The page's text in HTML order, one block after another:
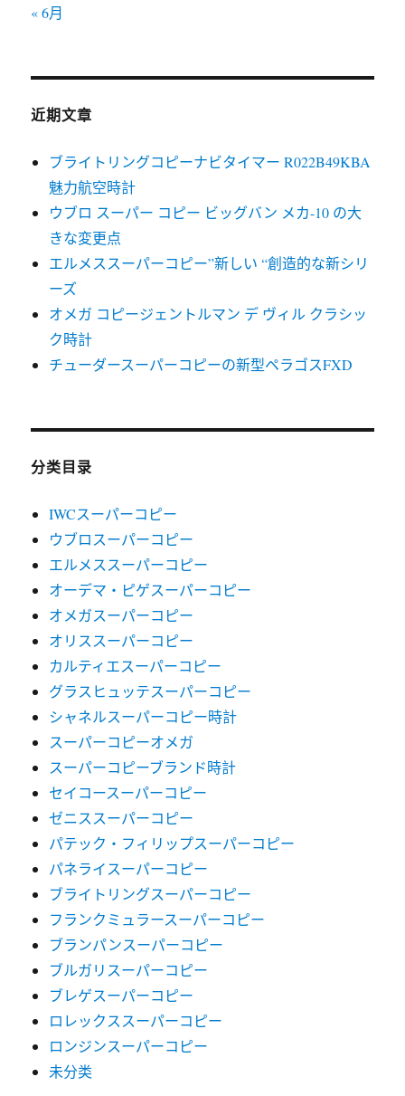
« 6月
近期文章
ブライトリングコピーナビタイマー R022B49KBA
魅力航空時計
ウブロ スーパー コピー ビッグバン メカ-10 の大
きな変更点
エルメススーパーコピー”新しい “創造的な新シリ
ーズ
オメガ コピージェントルマン デ ヴィル クラシッ
ク時計
チューダースーパーコピーの新型ペラゴスFXD
分类目录
IWCスーパーコピー
ウブロスーパーコピー
エルメススーパーコピー
オーデマ・ピゲスーパーコピー
オメガスーパーコピー
オリススーパーコピー
カルティエスーパーコピー
グラスヒュッテスーパーコピー
シャネルスーパーコピー時計
スーパーコピーオメガ
スーパーコピーブランド時計
セイコースーパーコピー
ゼニススーパーコピー
パテック・フィリップスーパーコピー
パネライスーパーコピー
ブライトリングスーパーコピー
フランクミュラースーパーコピー
ブランパンスーパーコピー
ブルガリスーパーコピー
ブレゲスーパーコピー
ロレックススーパーコピー
ロンジンスーパーコピー
未分类